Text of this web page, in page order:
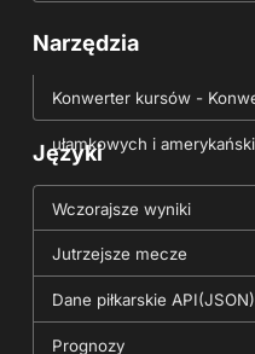
Narzędzia
Konwerter kursów -
ułamkowych i
Języki
Wczorajsze wyniki
Jutrzejsze mecze
Dane piłkarskie API(JSON)
Prognozy